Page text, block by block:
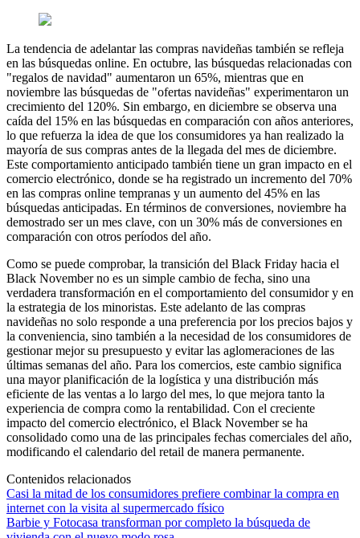
La tendencia de adelantar las compras navideñas también se refleja
en las búsquedas online. En octubre, las búsquedas relacionadas con
"regalos de navidad" aumentaron un 65%, mientras que en
noviembre las búsquedas de "ofertas navideñas" experimentaron un
crecimiento del 120%. Sin embargo, en diciembre se observa una
caída del 15% en las búsquedas en comparación con años anteriores,
lo que refuerza la idea de que los consumidores ya han realizado la
mayoría de sus compras antes de la llegada del mes de diciembre.
Este comportamiento anticipado también tiene un gran impacto en el
comercio electrónico, donde se ha registrado un incremento del 70%
en las compras online tempranas y un aumento del 45% en las
búsquedas anticipadas. En términos de conversiones, noviembre ha
demostrado ser un mes clave, con un 30% más de conversiones en
comparación con otros períodos del año.
Como se puede comprobar, la transición del Black Friday hacia el
Black November no es un simple cambio de fecha, sino una
verdadera transformación en el comportamiento del consumidor y en
la estrategia de los minoristas. Este adelanto de las compras
navideñas no solo responde a una preferencia por los precios bajos y
la conveniencia, sino también a la necesidad de los consumidores de
gestionar mejor su presupuesto y evitar las aglomeraciones de las
últimas semanas del año. Para los comercios, este cambio significa
una mayor planificación de la logística y una distribución más
eficiente de las ventas a lo largo del mes, lo que mejora tanto la
experiencia de compra como la rentabilidad. Con el creciente
impacto del comercio electrónico, el Black November se ha
consolidado como una de las principales fechas comerciales del año,
modificando el calendario del retail de manera permanente.
Contenidos relacionados
Casi la mitad de los consumidores prefiere combinar la compra en
internet con la visita al supermercado físico
Barbie y Fotocasa transforman por completo la búsqueda de